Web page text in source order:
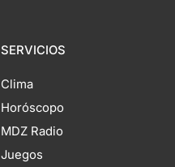
SERVICIOS
Clima
Horóscopo
MDZ Radio
Juegos